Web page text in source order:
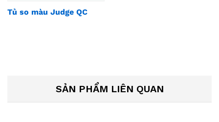
Tủ so màu Judge QC
SẢN PHẨM LIÊN QUAN